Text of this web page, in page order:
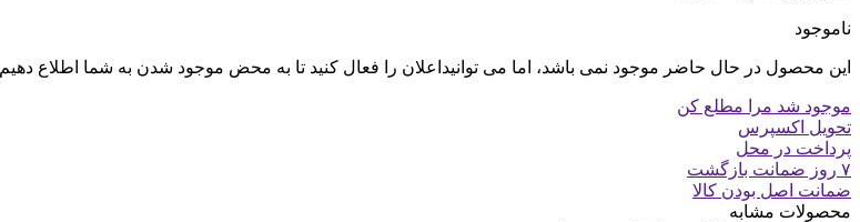
ناموجود
این محصول در حال حاضر موجود نمی باشد، اما می توانیداعلان را فعال کنید تا به محض موجود شدن به شما اطلاع دهیم
موجود شد مرا مطلع کن
تحویل اکسپرس
پرداخت در محل
۷ روز ضمانت بازگشت
ضمانت اصل بودن کالا
محصولات مشابه